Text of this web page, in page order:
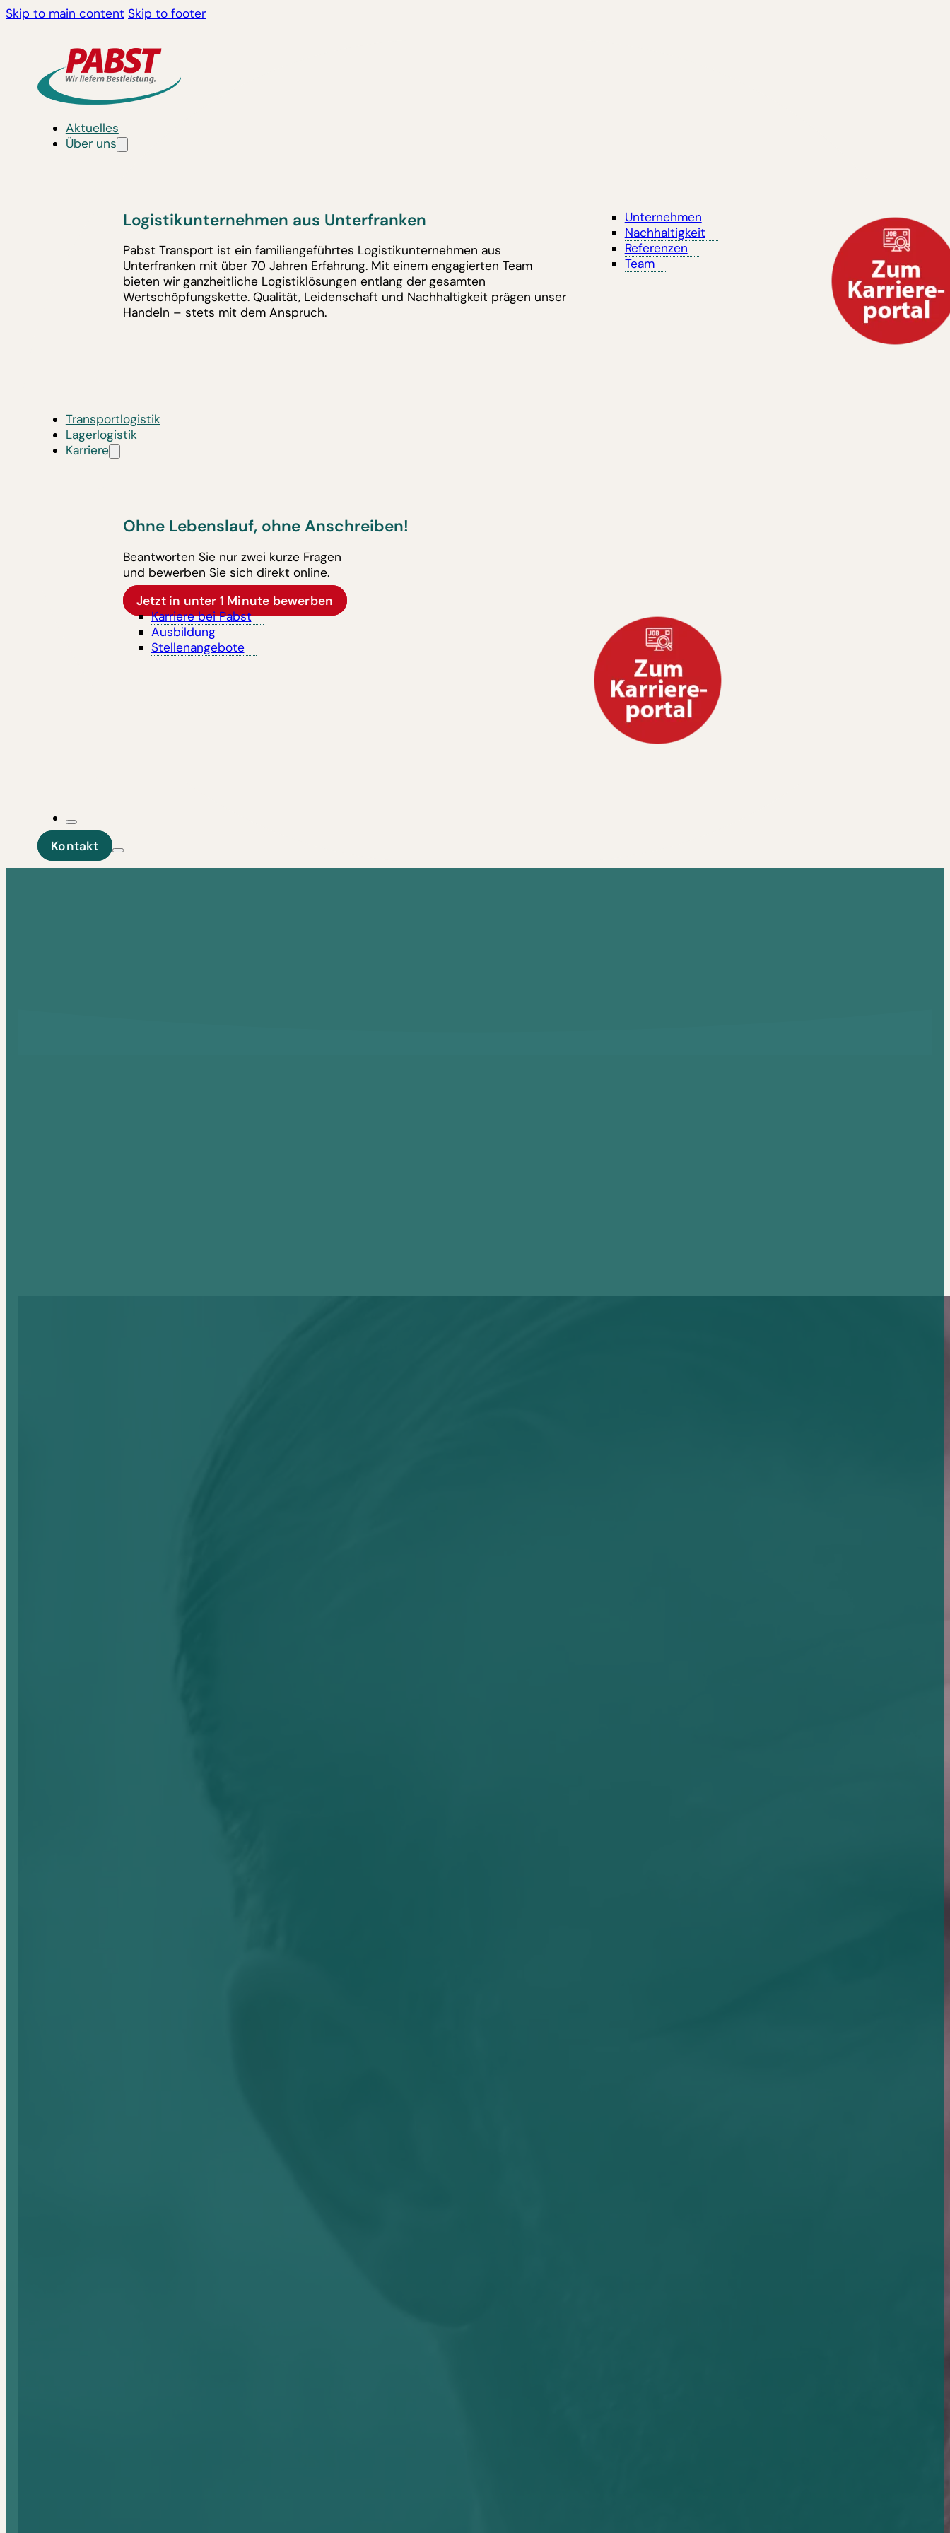
Skip to main content Skip to footer
Aktuelles
Über uns
Logistikunternehmen aus Unterfranken
Pabst Transport ist ein familiengeführtes Logistikunternehmen aus
Unterfranken mit über 70 Jahren Erfahrung. Mit einem engagierten Team
bieten wir ganzheitliche Logistiklösungen entlang der gesamten
Wertschöpfungskette. Qualität, Leidenschaft und Nachhaltigkeit prägen unser
Handeln – stets mit dem Anspruch.
Unternehmen
Nachhaltigkeit
Referenzen
Team
Transportlogistik
Lagerlogistik
Karriere
Ohne Lebenslauf, ohne Anschreiben!
Beantworten Sie nur zwei kurze Fragen
und bewerben Sie sich direkt online.
Jetzt in unter 1 Minute bewerben
Karriere bei Pabst
Ausbildung
Stellenangebote
Kontakt